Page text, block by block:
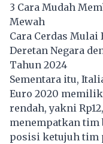
3 Cara Mudah
Mewah
Cara Cerdas
Deretan Negara
Tahun 2024
Sementara itu,
Euro 2020
rendah, yakni
menempatkan tim
posisi ketujuh tim